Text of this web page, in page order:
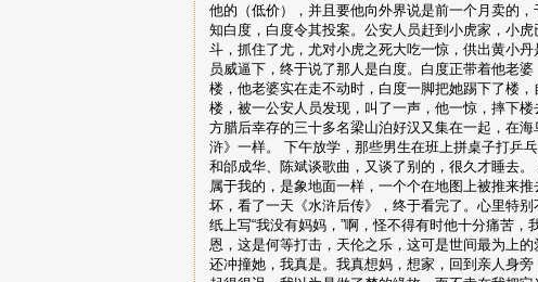
他的（低价），并且要他向外界说是前一个月卖的
知白度，白度令其投案。公安人员赶到小虎家，小
斗，抓住了尤，尤对小虎之死大吃一惊，供出黄小
员威逼下，终于说了那人是白度。白度正带着他老
楼，他老婆实在走不动时，白度一脚把她踢下了楼
楼，被一公安人员发现，叫了一声，他一惊，摔下
方腊后幸存的三十多名梁山泊好汉又集在一起，在
浒》一样。 下午放学，那些男生在班上拼桌子打乒
和邰成华、陈斌谈歌曲，又谈了别的，很久才睡去
属于我的，是象地面一样，一个个在地图上被推来
坏，看了一天《水浒后传》，终于看完了。心里特
纸上写“我没有妈妈，”啊，怪不得有时他十分痛苦
恩，这是何等打击，天伦之乐，这可是世间最为上
还冲撞她，我真是。我真想妈，想家，回到亲人身